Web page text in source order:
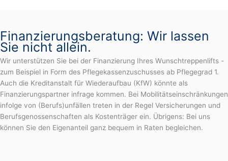
Finanzierungsberatung: Wir lassen
Sie nicht allein.
Wir unterstützen Sie bei der Finanzierung Ihres Wunschtreppenlifts -
zum Beispiel in Form des Pflegekassenzuschusses ab Pflegegrad 1.
Auch die Kreditanstalt für Wiederaufbau (KfW) könnte als
Finanzierungspartner infrage kommen. Bei Mobilitätseinschränkungen
infolge von (Berufs)unfällen treten in der Regel Versicherungen und
Berufsgenossenschaften als Kostenträger ein. Übrigens: Bei uns
können Sie den Eigenanteil ganz bequem in Raten begleichen.